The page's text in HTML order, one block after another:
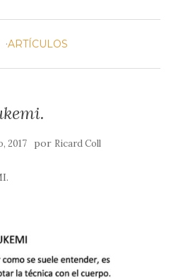
ARTÍCULOS
2017 por Ricard Coll